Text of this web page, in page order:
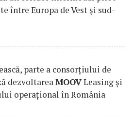
între Europa de Vest și sud-
parte a consorțiului de
dezvoltareaMOOVLeasing și
operațional în România